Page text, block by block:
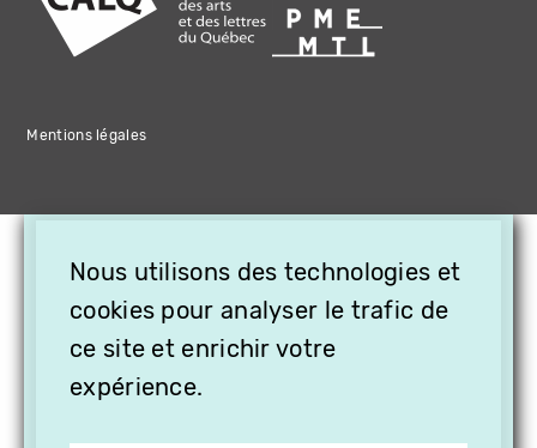
Mentions légales
Nous utilisons des technologies et
cookies pour analyser le trafic de
ce site et enrichir votre
expérience.
OFFREZ LA VIDÉO EN
CADEAU, ABONNEZ VOS
PROCHES À VITHÈQUE !